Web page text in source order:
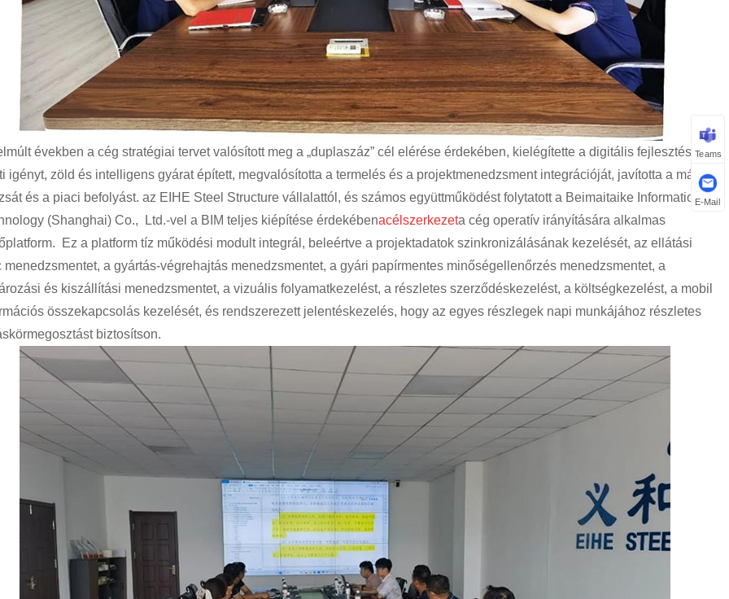
években a cég stratégiai tervet valósított meg a „duplaszáz” cél elérése érdekében, kielégítette a digitális fejlesztés
igényt, zöld és intelligens gyárat épített, megvalósította a termelés és a projektmenedzsment integrációját, javította a márka
és a piaci befolyást. az EIHE Steel Structure vállalattól, és számos együttműködést folytatott a Beimaitaike Information
(Shanghai) Co., Ltd.-vel a BIM teljes kiépítése érdekébenacélszerkezeta cég operatív irányítására alkalmas
Ez a platform tíz működési modult integrál, beleértve a projektadatok szinkronizálásának kezelését, az ellátási
menedzsmentet, a gyártás-végrehajtás menedzsmentet, a gyári papírmentes minőségellenőrzés menedzsmentet, a
és kiszállítási menedzsmentet, a vizuális folyamatkezelést, a részletes szerződéskezelést, a költségkezelést, a mobil
összekapcsolás kezelését, és rendszerezett jelentéskezelés, hogy az egyes részlegek napi munkájához részletes
biztosítson.
Teams
E-Mail